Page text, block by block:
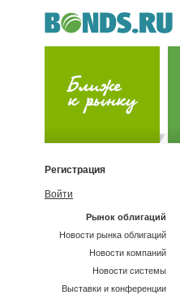
Регистрация
Войти
Рынок облигаций
Новости рынка облигаций
Новости компаний
Новости системы
Выставки и конференции